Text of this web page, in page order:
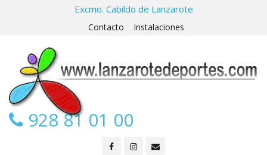
Excmo. Cabildo de Lanzarote
Contacto Instalaciones
928 81 01 00